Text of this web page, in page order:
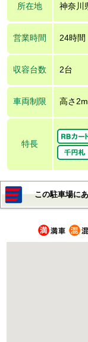
所在地 神奈川
営業時間 24時間
収容台数 2台
車両制限 高さ
特長
この駐車場に